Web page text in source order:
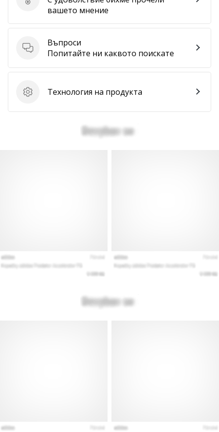
всички
Изпратете отзив за продукта
вашето мнение
Въпроси
Въпроси
Попитайте ни каквото поискате
Технология на продукта
Технология на продукта